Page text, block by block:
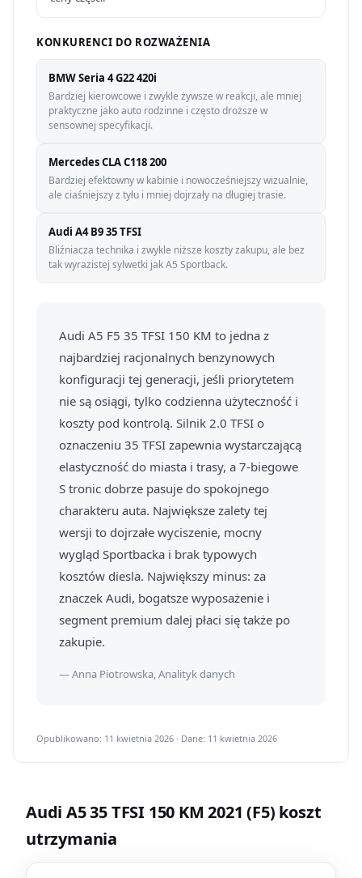
KONKURENCI DO ROZWAŻENIA
BMW Seria 4 G22 420i
Bardziej kierowcowe i zwykle żywsze w reakcji, ale mniej
praktyczne jako auto rodzinne i często droższe w
sensownej specyfikacji.
Mercedes CLA C118 200
Bardziej efektowny w kabinie i nowocześniejszy wizualnie,
ale ciaśniejszy z tyłu i mniej dojrzały na długiej trasie.
Audi A4 B9 35 TFSI
Bliźniacza technika i zwykle niższe koszty zakupu, ale bez
tak wyrazistej sylwetki jak A5 Sportback.
Audi A5 F5 35 TFSI 150 KM to jedna z
najbardziej racjonalnych benzynowych
konfiguracji tej generacji, jeśli priorytetem
nie są osiągi, tylko codzienna użyteczność i
koszty pod kontrolą. Silnik 2.0 TFSI o
oznaczeniu 35 TFSI zapewnia wystarczającą
elastyczność do miasta i trasy, a 7-biegowe
S tronic dobrze pasuje do spokojnego
charakteru auta. Największe zalety tej
wersji to dojrzałe wyciszenie, mocny
wygląd Sportbacka i brak typowych
kosztów diesla. Największy minus: za
znaczek Audi, bogatsze wyposażenie i
segment premium dalej płaci się także po
zakupie.
— Anna Piotrowska, Analityk danych
Opublikowano: 11 kwietnia 2026 · Dane: 11 kwietnia 2026
Audi A5 35 TFSI 150 KM 2021 (F5) koszt
utrzymania